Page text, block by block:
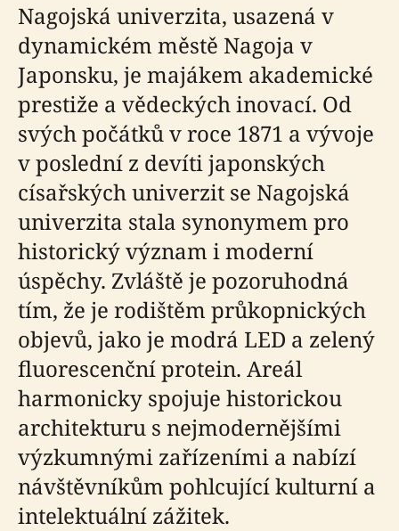
Nagojská univerzita, usazená v
dynamickém městě Nagoja v
Japonsku, je majákem akademické
prestiže a vědeckých inovací. Od
svých počátků v roce 1871 a vývoje
v poslední z devíti japonských
císařských univerzit se Nagojská
univerzita stala synonymem pro
historický význam i moderní
úspěchy. Zvláště je pozoruhodná
tím, že je rodištěm průkopnických
objevů, jako je modrá LED a zelený
fluorescenční protein. Areál
harmonicky spojuje historickou
architekturu s nejmodernějšími
výzkumnými zařízeními a nabízí
návštěvníkům pohlcující kulturní a
intelektuální zážitek.